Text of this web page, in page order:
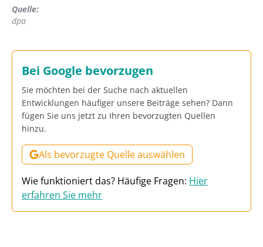
Quelle:
dpa
Bei Google bevorzugen
Sie möchten bei der Suche nach aktuellen
Entwicklungen häufiger unsere Beiträge sehen? Dann
fügen Sie uns jetzt zu Ihren bevorzugten Quellen
hinzu.
Als bevorzugte Quelle auswählen
Wie funktioniert das? Häufige Fragen: Hier
erfahren Sie mehr